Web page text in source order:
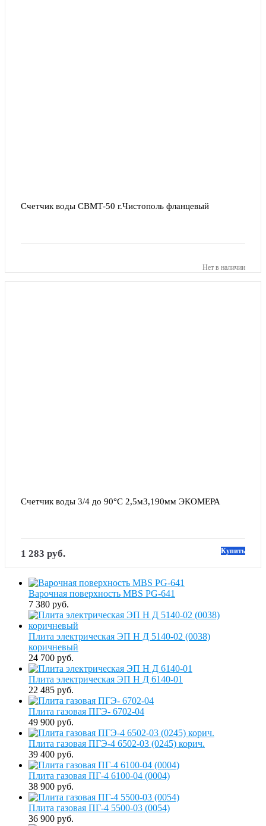
Счетчик воды СВМТ-50 г.Чистополь фланцевый
Нет в наличии
Счетчик воды 3/4 до 90°С 2,5м3,190мм ЭКОМЕРА
1 283 руб. Купить
Варочная поверхность MBS PG-641
7 380 руб.
Плита электрическая ЭП Н Д 5140-02 (0038)
коричневый
24 700 руб.
Плита электрическая ЭП Н Д 6140-01
22 485 руб.
Плита газовая ПГЭ- 6702-04
49 900 руб.
Плита газовая ПГЭ-4 6502-03 (0245) корич.
39 400 руб.
Плита газовая ПГ-4 6100-04 (0004)
38 900 руб.
Плита газовая ПГ-4 5500-03 (0054)
36 900 руб.